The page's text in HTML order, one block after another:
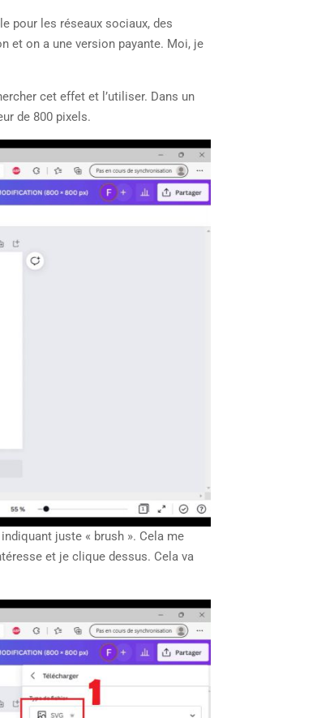
pour les réseaux sociaux, des
et on a une version payante. Moi, je
cet effet et l’utiliser. Dans un
de 800 pixels.
juste « brush ». Cela me
et je clique dessus. Cela va